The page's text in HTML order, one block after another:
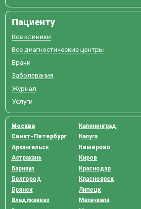
Пациенту
Все клиники
Все диагностические центры
Врачи
Заболевания
Журнал
Услуги
Москва
Санкт-Петербург
Архангельск
Астрахань
Барнаул
Белгород
Брянск
Владикавказ
Калининград
Калуга
Кемерово
Киров
Краснодар
Красноярск
Липецк
Махачкала